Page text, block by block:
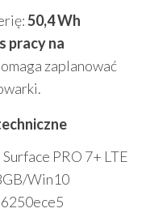
50,4 Wh
pracy na
zaplanować
PRO 7+ LTE
Win10